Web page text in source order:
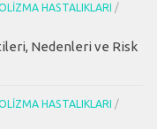
HASTALIKLARI /
Nedenleri ve Risk
HASTALIKLARI /